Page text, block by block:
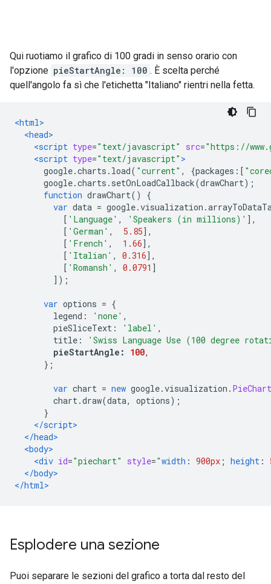
Qui ruotiamo il grafico di 100 gradi in senso orario con
l'opzione pieStartAngle: 100 . È scelta perché
quell'angolo fa sì che l'etichetta "Italiano" rientri nella fetta.
<html>
<head>
<script type="text/javascript" src="https://
<script type="text/javascript" >
google.charts . load( "current" , {packages :[
google.charts . setOnLoadCallback(drawChart);
function drawChart()
{
var data = google.visualization .
[ 'Language' , 'Speakers (in millions)' ],
[ 'German' , 5.85],
[ 'French' , 1.66],
[ 'Italian' , 0.316],
[ 'Romansh' , 0.0791 ]
]);
var options = {
legend : 'none' ,
pieSliceText : 'label' ,
title :
'Swiss Language Use (100 degree
pieStartAngle : 100,
};
var chart = new google.visualization . PieChart
chart.draw(data, options);
}
</script>
</head>
<body>
<div id="piechart" style="width : 900px ; height :
</body>
</html>
Esplodere una sezione
Puoi separare le sezioni del grafico a torta dal resto del